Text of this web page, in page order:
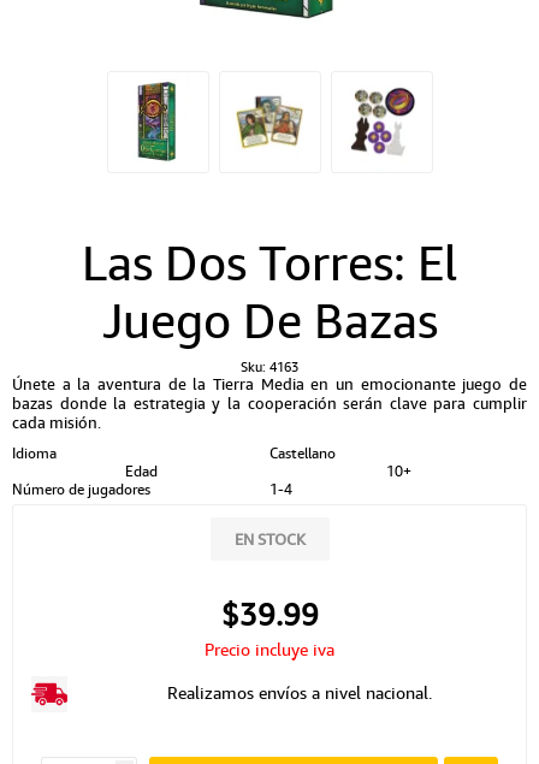
Las Dos Torres: El
Juego De Bazas
Sku: 4163
Únete a la aventura de la Tierra Media en un emocionante juego de
bazas donde la estrategia y la cooperación serán clave para cumplir
cada misión.
Idioma
Castellano
Edad
10+
Número de jugadores
1-4
EN STOCK
$39.99
Precio incluye iva
Realizamos envíos a nivel nacional.